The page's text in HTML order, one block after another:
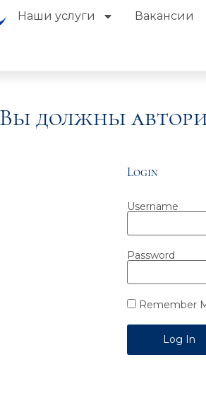
Наши услуги Вакансии
Вы должны
Login
Username
Password
Remember